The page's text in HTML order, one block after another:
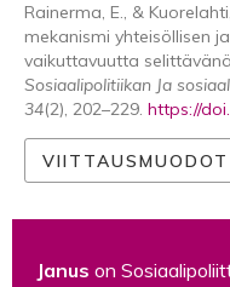
Rainerma, E., &
mekanismi yhteisöllisen
vaikuttavuutta
Sosiaalipolitiikan Ja
34(2), 202–229. https://
VIITTAUSMUODOT
Janus on